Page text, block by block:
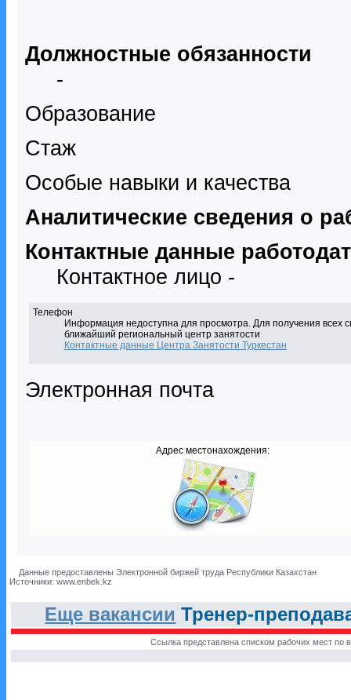
Должностные обязанности
-
Образование
Стаж
Особые навыки и качества
Аналитические сведения о
Контактные данные
Контактное лицо -
Телефон
Информация недоступна для просмотра. Для получения всех
ближайший региональный центр занятости
Контактные данные Центра Занятости Туркестан
Электронная почта
Адрес местонахождения:
Данные предоставлены Электронной биржей труда Республики Казахстан
Источники: www.enbek.kz
Еще вакансии Тренер-
Ссылка представлена списком рабочих мест по